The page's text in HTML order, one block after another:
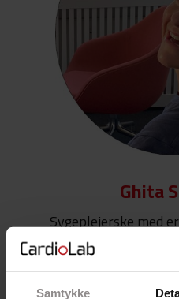
Samtykke
Ghita
Sygeplejerske med